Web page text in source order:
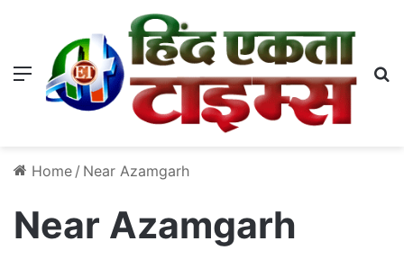
Menu
Home / Near Azamgarh
Near Azamgarh